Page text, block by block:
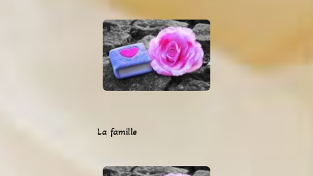
La famille